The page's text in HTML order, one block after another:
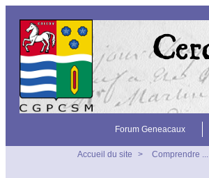
Forum Geneacaux
Accueil du site > Comprendre ...